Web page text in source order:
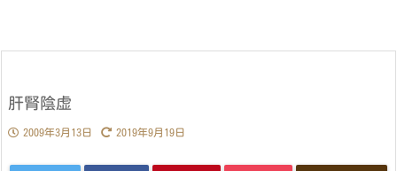
肝腎陰虚
2009年3月13日 2019年9月19日